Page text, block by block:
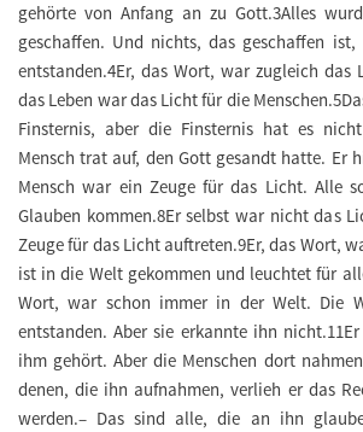
gehörte von Anfang an zu Gott.3Alles
geschaffen. Und nichts, das geschaffen
entstanden.4Er, das Wort, war zugleich das
das Leben war das Licht für die
Finsternis, aber die Finsternis hat es
Mensch trat auf, den Gott gesandt hatte. Er
Mensch war ein Zeuge für das Licht. Alle
Glauben kommen.8Er selbst war nicht das
Zeuge für das Licht auftreten.9Er, das Wort,
ist in die Welt gekommen und leuchtet für
Wort, war schon immer in der Welt. Die
entstanden. Aber sie erkannte ihn
ihm gehört. Aber die Menschen dort
denen, die ihn aufnahmen, verlieh er das
werden.– Das sind alle, die an ihn